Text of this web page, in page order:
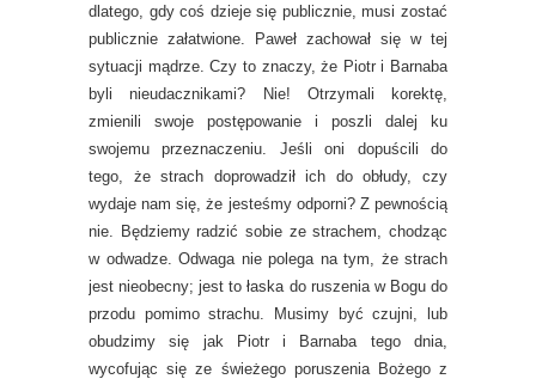
dlatego, gdy coś dzieje się publicznie, musi zostać
publicznie załatwione. Paweł zachował się w tej
sytuacji mądrze. Czy to znaczy, że Piotr i Barnaba
byli nieudacznikami? Nie! Otrzymali korektę,
zmienili swoje postępowanie i poszli dalej ku
swojemu przeznaczeniu. Jeśli oni dopuścili do
tego, że strach doprowadził ich do obłudy, czy
wydaje nam się, że jesteśmy odporni? Z pewnością
nie. Będziemy radzić sobie ze strachem, chodząc
w odwadze. Odwaga nie polega na tym, że strach
jest nieobecny; jest to łaska do ruszenia w Bogu do
przodu pomimo strachu. Musimy być czujni, lub
obudzimy się jak Piotr i Barnaba tego dnia,
wycofując się ze świeżego poruszenia Bożego z